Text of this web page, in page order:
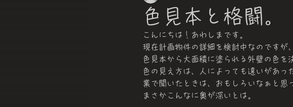
色見本と格闘。
こんにちは！あわしまです。
現在計画物件の詳細を検討中なのですが
色見本から大面積に塗られる外壁の色を
色の見え方は、人によっても違いがあ
業で聞いたときは、おもしろいなぁと思
まさかこんなに奥が深いとは。